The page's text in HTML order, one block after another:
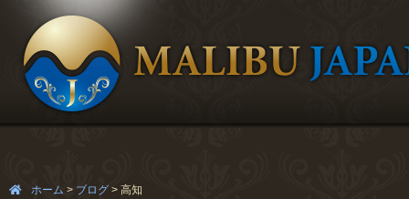
ホーム > ブログ > 高知